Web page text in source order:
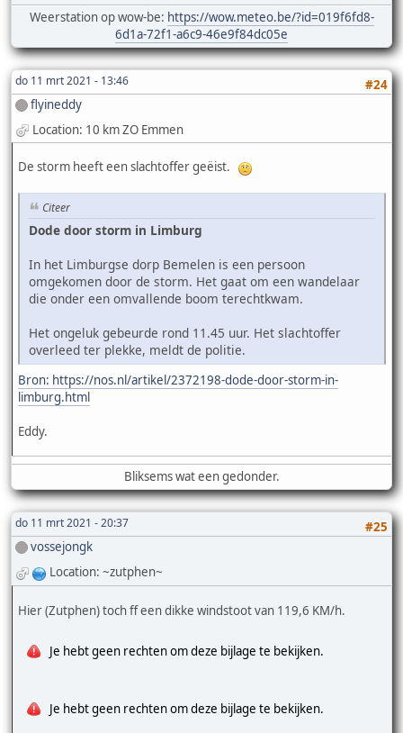
Weerstation op wow-be: https://wow.meteo.be/?id=019f6fd8-
6d1a-72f1-a6c9-46e9f84dc05e
do 11 mrt 2021 - 13:46
#24
flyineddy
Location: 10 km ZO Emmen
De storm heeft een slachtoffer geëist.
Citeer
Dode door storm in Limburg
In het Limburgse dorp Bemelen is een persoon
omgekomen door de storm. Het gaat om een wandelaar
die onder een omvallende boom terechtkwam.
Het ongeluk gebeurde rond 11.45 uur. Het slachtoffer
overleed ter plekke, meldt de politie.
Bron: https://nos.nl/artikel/2372198-dode-door-storm-in-
limburg.html
Eddy.
Bliksems wat een gedonder.
do 11 mrt 2021 - 20:37
#25
vossejongk
Location: ~zutphen~
Hier (Zutphen) toch ff een dikke windstoot van 119,6 KM/h.
Je hebt geen rechten om deze bijlage te bekijken.
Je hebt geen rechten om deze bijlage te bekijken.